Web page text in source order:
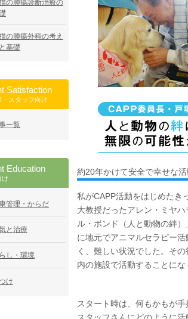
の腫瘍診断治療の
の腫瘍外科の考え
基礎
Satisfaction
・スタッフ向け
一覧
Education
け
管理・からだ
と治療
し・環境
け
約20年かけて安全で幸せな活
私がCAPP活動をはじめたき
大教授だったアレン・ミヤ
ル・ボンド（人と動物の絆
に地元でアニマルセラピー
く、難しい状況でした。そ
内の施設で活動することにな
スタート時は、何もかもが